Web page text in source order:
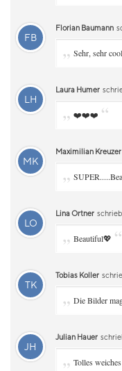
FB
Florian Baumann
„ Sehr, sehr
LH
Laura Humer
„ ❤️❤️❤️ “
MK
Maximilian Kreuzer
„
LO
Lina Ortner schrieb
„ Beautiful💖 “
TK
Tobias Koller
„ Die Bilder
JH
Julian Hauer
„ Tolles